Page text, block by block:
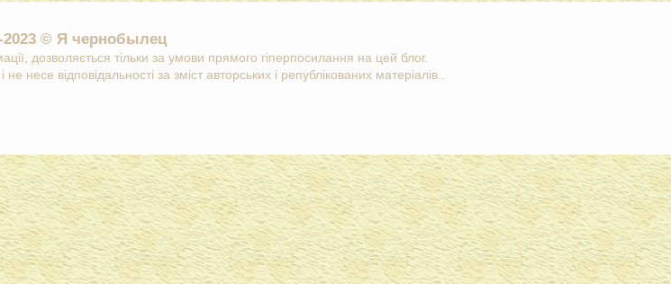
2023 © Я чернобылец
дозволяється тільки за умови прямого гіперпосилання на цей блог.
несе відповідальності за зміст авторських і републікованих матеріалів..